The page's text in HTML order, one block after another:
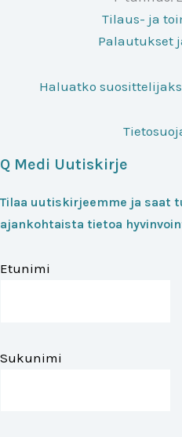
Tilaus- ja
Palautukset
Haluatko
Q Medi Uutiskirje
Tilaa uutiskirjeemme ja saat
ajankohtaista tietoa
Etunimi
Sukunimi